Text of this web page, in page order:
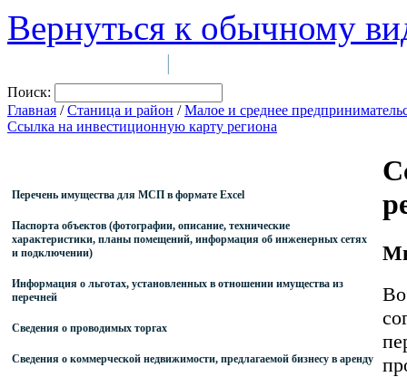
Вернуться к обычному
|
Поиск:
Главная /Станица и район /Малое и среднее
Ссылка на инвестиционную карту региона
Перечень имущества для МСП в формате Excel
Паспорта объектов (фотографии, описание, технические
характеристики, планы помещений, информация об инженерных сетях
и подключении)
Информация о льготах, установленных в отношении имущества из
перечней
Сведения о проводимых торгах
Сведения о коммерческой недвижимости, предлагаемой бизнесу в аренду